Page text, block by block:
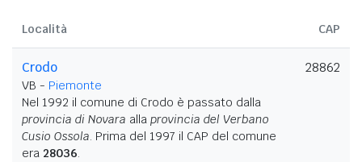
Località CAP
Crodo
VB - Piemonte
Nel 1992 il comune di Crodo è passato dalla
provincia di Novara alla provincia del Verbano
Cusio Ossola. Prima del 1997 il CAP del comune
era 28036.
28862